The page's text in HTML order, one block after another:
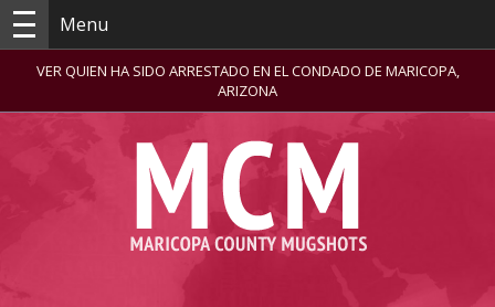
Menu
VER QUIEN HA SIDO ARRESTADO EN EL CONDADO DE MARICOPA,
ARIZONA